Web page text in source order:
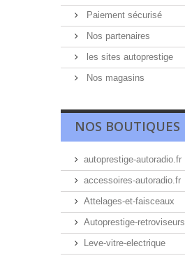
Paiement sécurisé
Nos partenaires
les sites autoprestige
Nos magasins
NOS BOUTIQUES
autoprestige-autoradio.fr
accessoires-autoradio.fr
Attelages-et-faisceaux
Autoprestige-retroviseurs
Leve-vitre-electrique